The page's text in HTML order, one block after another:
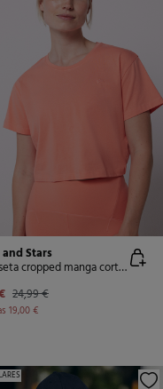
and Stars
Camiseta cropped manga corta melocotón
24,99 €
19,00 €